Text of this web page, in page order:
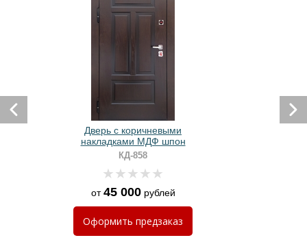
Дверь с коричневыми
накладками МДФ шпон
КД-858
от45 000рублей
Оформить предзаказ